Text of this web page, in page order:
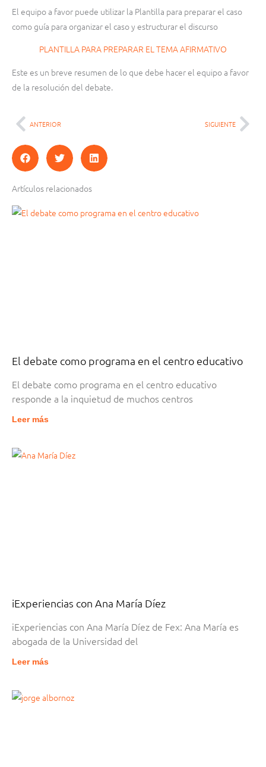
El equipo a favor puede utilizar la Plantilla para preparar el caso
como guía para organizar el caso y estructurar el discurso
PLANTILLA PARA PREPARAR EL TEMA AFIRMATIVO
Este es un breve resumen de lo que debe hacer el equipo a favor
de la resolución del debate.
AntANTERIOR SIGUIENTE
Artículos relacionados
El debate como programa en el centro educativo
El debate como programa en el centro educativo
responde a la inquietud de muchos centros
Leer más
iExperiencias con Ana María Díez
iExperiencias con Ana María Díez de Fex: Ana María es
abogada de la Universidad del
Leer más
PáginaPáginaPáginaPáginaPáginaPáginaPáginaPáginaPáginaPáginaPágina
PáginaPáginaPáginaPáginaPáginaPáginaPáginaPáginaPáginaPágina
PáginaPáginaPáginaPáginaPáginaPáginaPáginaPáginaPáginaPágina
PáginaPáginaPáginaPáginaPáginaPágina